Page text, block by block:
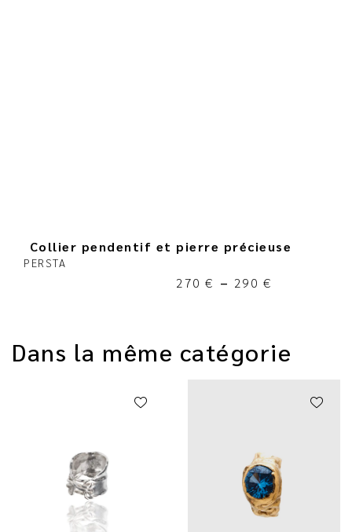
Collier pendentif et pierre précieuse
PERSTA
270 € – 290 €
Dans la même catégorie